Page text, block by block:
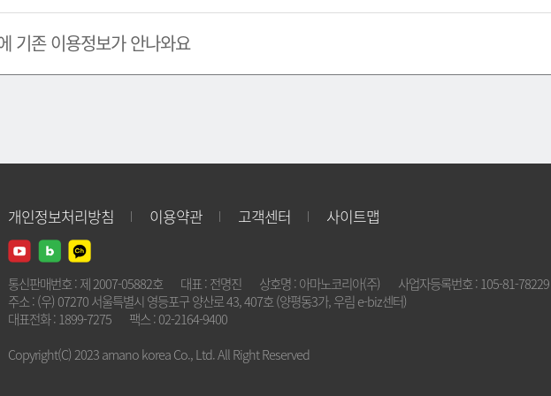
기존 이용정보가 안나와요
개인정보처리방침 이용약관 고객센터 사이트맵
통신판매번호 : 제 2007-05882호 대표 : 전명진 상호명 : 아마노코리아(주)
사업자등록번호 : 105-81-78229
주소 : (우) 07270 서울특별시 영등포구 양산로 43, 407호 (양평동3가, 우림 e-biz센터)
대표전화 : 1899-7275
팩스 : 02-2164-9400
Copyright(C) 2023 amano korea Co., Ltd. All Right Reserved